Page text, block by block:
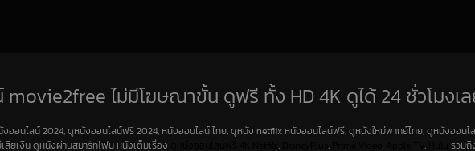
ไม่มีโฆษณาขั้น ดูฟรี ทั้ง HD 4K ดูได้ 24 ชั่วโมงเ
ออนไลน์ 2024, ดูหนังออนไลน์ฟรี 2024, หนังออนไลน์ ไทย, ดูหนัง netflix หนังออนไลน์ฟรี, ดูหนังใหม่พากย์ไทย, ดูหนังออนไ
สียเงิน ดูหนังผ่านสมาร์ทโฟน หนังเต็มเรื่อง , , , , รวม